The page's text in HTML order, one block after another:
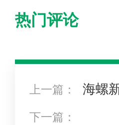
热门评论
上一篇：
海螺
会
下一篇：